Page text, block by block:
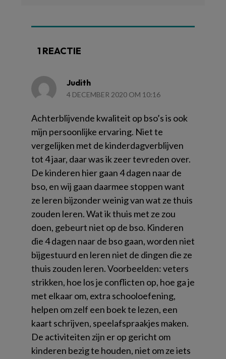
1 REACTIE
Judith
4 DECEMBER 2020 OM 10:16
Achterblijvende kwaliteit op bso’s is ook
mijn persoonlijke ervaring. Niet te
vergelijken met de kinderdagverblijven
tot 4 jaar, daar was ik zeer tevreden over.
De kinderen hier gaan 4 dagen naar de
bso, en wij gaan daarmee stoppen want
ze leren bijzonder weinig van wat ze thuis
zouden leren. Wat ik thuis met ze zou
doen, gebeurt niet op de bso. Kinderen
die 4 dagen naar de bso gaan, worden niet
bijgestuurd en leren niet de dingen die ze
thuis zouden leren. Voorbeelden: veters
strikken, hoe los je conflicten op, hoe ga je
met elkaar om, extra schooloefening,
helpen om zelf een boek te lezen, een
kaart schrijven, speelafspraakjes maken.
De activiteiten zijn er op gericht om
kinderen bezig te houden, niet om ze iets